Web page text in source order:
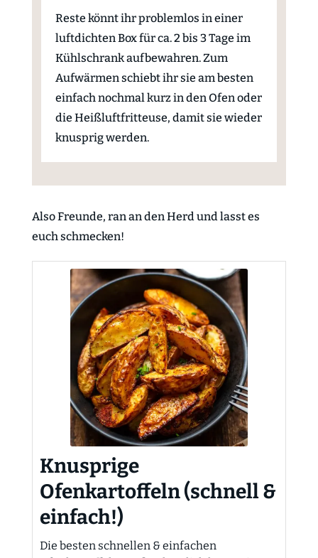
Reste könnt ihr problemlos in einer
luftdichten Box für ca. 2 bis 3 Tage im
Kühlschrank aufbewahren. Zum
Aufwärmen schiebt ihr sie am besten
einfach nochmal kurz in den Ofen oder
die Heißluftfritteuse, damit sie wieder
knusprig werden.
Also Freunde, ran an den Herd und lasst es
euch schmecken!
Knusprige
Ofenkartoffeln (schnell &
einfach!)
Die besten schnellen & einfachen